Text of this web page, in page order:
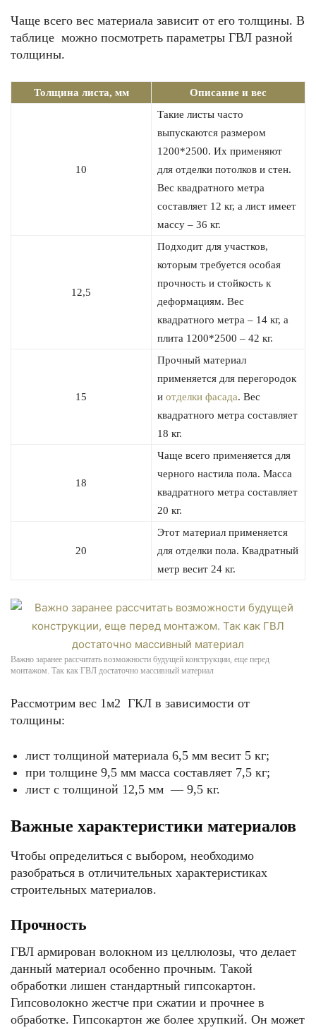
Чаще всего вес материала зависит от его толщины. В
таблице можно посмотреть параметры ГВЛ разной
толщины.
Толщина листа, мм Описание и вес
10
Такие листы часто
выпускаются размером
1200*2500. Их применяют
для отделки потолков и стен.
Вес квадратного метра
составляет 12 кг, а лист имеет
массу – 36 кг.
12,5
Подходит для участков,
которым требуется особая
прочность и стойкость к
деформациям. Вес
квадратного метра – 14 кг, а
плита 1200*2500 – 42 кг.
15
Прочный материал
применяется для перегородок
и отделки фасада. Вес
квадратного метра составляет
18 кг.
18
Чаще всего применяется для
черного настила пола. Масса
квадратного метра составляет
20 кг.
20
Этот материал применяется
для отделки пола. Квадратный
метр весит 24 кг.
Важно заранее рассчитать возможности будущей конструкции, еще перед
монтажом. Так как ГВЛ достаточно массивный материал
Рассмотрим вес 1м2 ГКЛ в зависимости от
толщины:
лист толщиной материала 6,5 мм весит 5 кг;
при толщине 9,5 мм масса составляет 7,5 кг;
лист с толщиной 12,5 мм — 9,5 кг.
Важные характеристики материалов
Чтобы определиться с выбором, необходимо
разобраться в отличительных характеристиках
строительных материалов.
Прочность
ГВЛ армирован волокном из целлюлозы, что делает
данный материал особенно прочным. Такой
обработки лишен стандартный гипсокартон.
Гипсоволокно жестче при сжатии и прочнее в
обработке. Гипсокартон же более хрупкий. Он может